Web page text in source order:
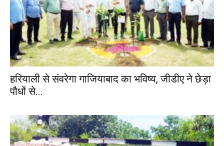
हरियाली से संवरेगा गाजियाबाद का भविष्य, जीडीए ने छेड़ा
पौधों से...